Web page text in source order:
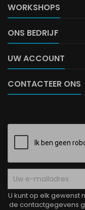
WORKSHOPS
ONS BEDRIJF
UW ACCOUNT
CONTACTEER ONS
U kunt op elk gewenst
de contactgegevens